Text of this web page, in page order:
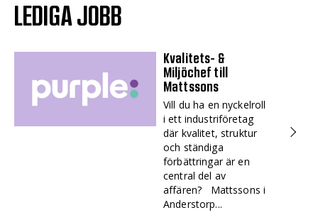
LEDIGA JOBB
Kvalitets- &
Miljöchef till
Mattssons
Vill du ha en nyckelroll
i ett industriföretag
där kvalitet, struktur
och ständiga
förbättringar är en
central del av
affären? Mattssons i
Anderstorp...